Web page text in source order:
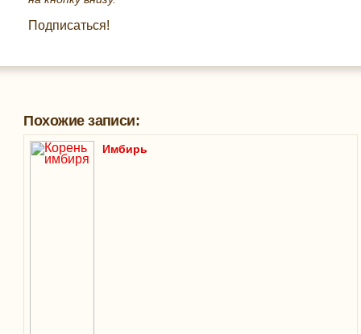
Подписаться!
Похожие записи:
Имбирь